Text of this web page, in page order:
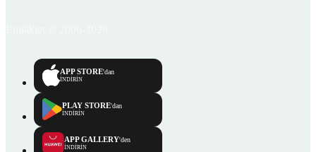
APP STORE'dan
İNDİRİN
PLAY STORE'dan
İNDİRİN
APP GALLERY'den
İNDİRİN